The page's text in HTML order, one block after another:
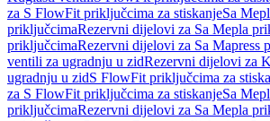
za S FlowFit priključcima za stiskanjeSa
priključcimaRezervni dijelovi za Sa Mepla
priključcimaRezervni dijelovi za Sa Mapress
ventili za ugradnju u zidRezervni dijelovi za
ugradnju u zidS FlowFit priključcima za
za S FlowFit priključcima za stiskanjeSa
priključcimaRezervni dijelovi za Sa Mepla